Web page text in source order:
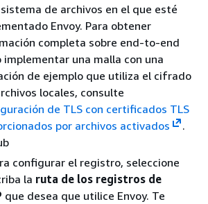
de archivos en el que esté
Envoy. Para obtener
completa sobre end-to-end
implementar una malla con una
de ejemplo que utiliza el cifrado
locales, consulte
de TLS con certificados TLS
por archivos activados
.
configurar el registro, seleccione
la ruta de los registros de
que desea que utilice Envoy. Te